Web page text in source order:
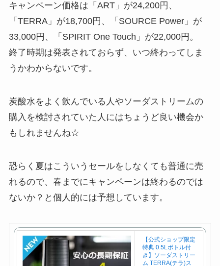
キャンペーン価格は「ART」が24,200円、
「TERRA」が18,700円、「SOURCE Power」が
33,000円、「SPIRIT One Touch」が22,000円。
終了時期は発表されておらず、いつ終わってしま
うかわからないです。
炭酸水をよく飲んでいる人やソーダストリームの
購入を検討されていた人にはちょうど良い機会か
もしれませんね☆
恐らく夏はこういうセールをしなくても普通に売
れるので、春までにキャンペーンは終わるのでは
ないか？と個人的には予想しています。
【公式ショップ限定
特典 0.5Lボトル付
き】ソーダストリー
ム TERRA(テラ)ス